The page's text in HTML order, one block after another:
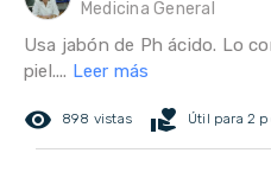
Medicina General
Usa jabón de Ph ácido. Lo
piel.... Leer más
remove_red_eye 898 vistas volunteer_activism Útil para 2